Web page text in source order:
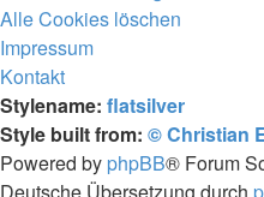
Alle Cookies löschen
Impressum
Kontakt
Stylename: flatsilver
Style built from: © Christian
Powered by phpBB® Forum